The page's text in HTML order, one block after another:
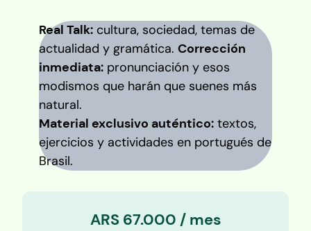
Real Talk: cultura, sociedad, temas de
actualidad y gramática. Corrección
inmediata: pronunciación y esos
modismos que harán que suenes más
natural.
Material exclusivo auténtico: textos,
ejercicios y actividades en portugués de
Brasil.
ARS 67.000 / mes